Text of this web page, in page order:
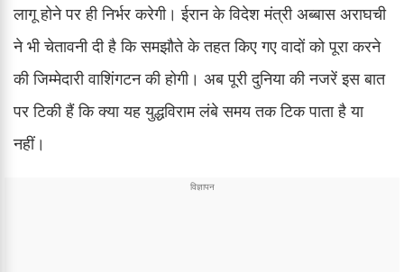
लागू होने पर ही निर्भर करेगी। ईरान के विदेश मंत्री अब्बास अराघची
ने भी चेतावनी दी है कि समझौते के तहत किए गए वादों को पूरा करने
की जिम्मेदारी वाशिंगटन की होगी। अब पूरी दुनिया की नजरें इस बात
पर टिकी हैं कि क्या यह युद्धविराम लंबे समय तक टिक पाता है या
नहीं।